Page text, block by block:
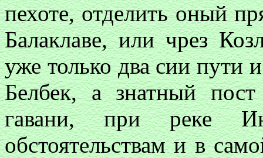
пехоте, отделить оный
Балаклаве, или чрез
уже только два сии пути
Белбек, а знатный пост
гавани, при реке
обстоятельствам и в